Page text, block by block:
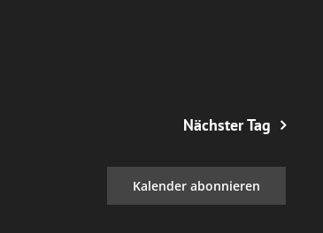
Nächster Tag
Kalender abonnieren